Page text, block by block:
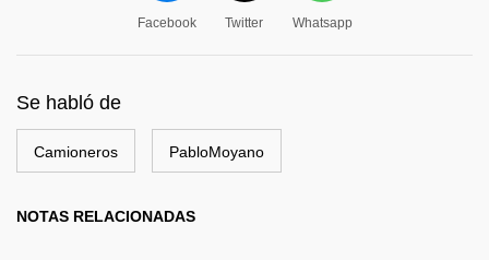
Facebook Twitter Whatsapp
Se habló de
Camioneros PabloMoyano
NOTAS RELACIONADAS